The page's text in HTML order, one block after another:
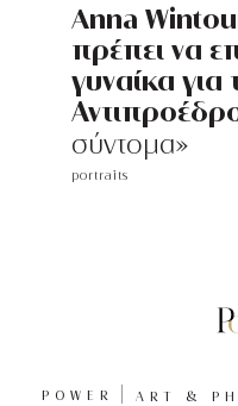
Anna
πρέπει να
γυναίκα για
σύντομα»
portraits
POWER ART &